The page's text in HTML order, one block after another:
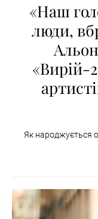
«Наш
люди,
«Вирій-
Як народжується